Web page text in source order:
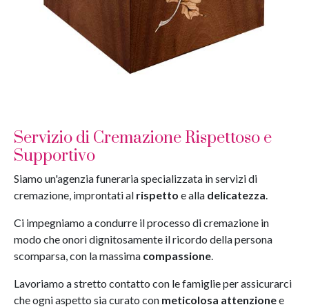
Servizio di Cremazione Rispettoso e
Supportivo
Siamo un'agenzia funeraria specializzata in servizi di
cremazione, improntati al rispetto e alla delicatezza.
Ci impegniamo a condurre il processo di cremazione in
modo che onori dignitosamente il ricordo della persona
scomparsa, con la massima compassione.
Lavoriamo a stretto contatto con le famiglie per assicurarci
che ogni aspetto sia curato con meticolosa attenzionee